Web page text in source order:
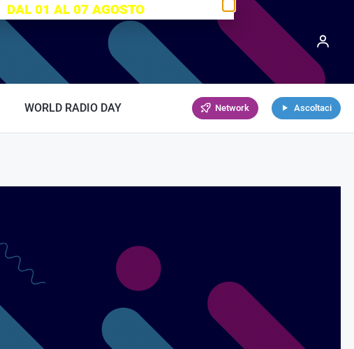
WORLD RADIO DAY Network Ascoltaci
DAL 01 AL 07 AGOSTO